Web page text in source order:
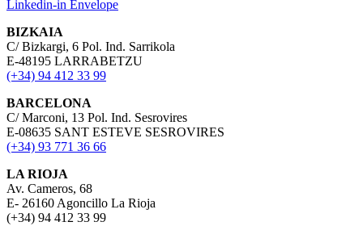
Linkedin-in Envelope
BIZKAIA
C/ Bizkargi, 6 Pol. Ind. Sarrikola
E-48195 LARRABETZU
(+34) 94 412 33 99
BARCELONA
C/ Marconi, 13 Pol. Ind. Sesrovires
E-08635 SANT ESTEVE SESROVIRES
(+34) 93 771 36 66
LA RIOJA
Av. Cameros, 68
E- 26160 Agoncillo La Rioja
(+34) 94 412 33 99